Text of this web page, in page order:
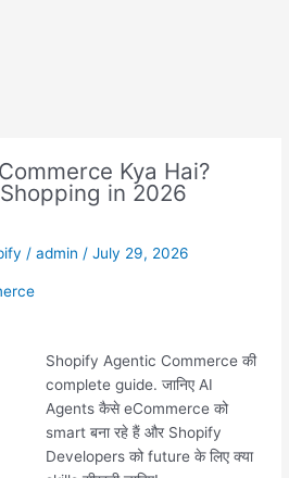
Kya Hai?
in 2026
/admin /July 29, 2026
Shopify Agentic Commerce की
complete guide. जानिए AI
Agents कैसे eCommerce को
smart बना रहे हैं और Shopify
Developers को future के लिए क्या